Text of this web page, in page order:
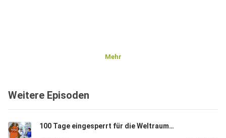
Mehr
Weitere Episoden
100 Tage eingesperrt für die Weltraumforschung